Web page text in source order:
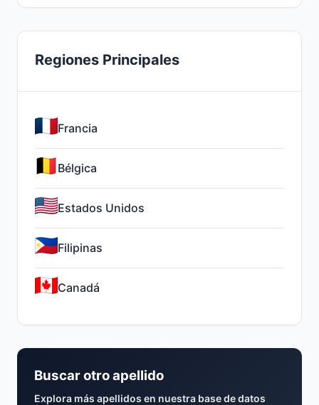
Regiones Principales
Francia
Bélgica
Estados Unidos
Filipinas
Canadá
Buscar otro apellido
Explora más apellidos en nuestra base de datos